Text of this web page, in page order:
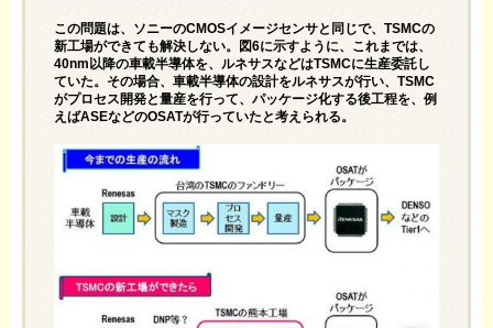
この問題は、ソニーのCMOSイメージセンサと同じで、TSMCの
新工場ができても解決しない。図6に示すように、これまでは、
40nm以降の車載半導体を、ルネサスなどはTSMCに生産委託し
ていた。その場合、車載半導体の設計をルネサスが行い、TSMC
がプロセス開発と量産を行って、パッケージ化する後工程を、例
えばASEなどのOSATが行っていたと考えられる。